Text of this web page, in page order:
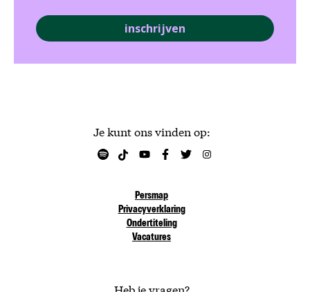
Je kunt ons vinden op:
Persmap
Privacyverklaring
Ondertiteling
Vacatures
inschrijven